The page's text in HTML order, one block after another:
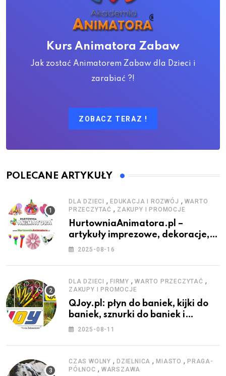
Kurs Animatora Zabaw
Jak zostać Animatorem Zabaw dla Dzieci i
zarabiać ?!
ZOBACZ TERAZ !
POLECANE ARTYKUŁY
DLA DZIECI , EDUKACJA I ROZWÓJ , WARTO
PRZECZYTAĆ , ZAKUPY I PROMOCJE
HurtowniaAnimatora.pl –
artykuły imprezowe, dekoracje,
stroje i akcesoria dla animatorów
2025-08-16
DLA DZIECI , FIRMY , WARTO PRZECZYTAĆ ,
ZAKUPY I PROMOCJE
QJoy.pl: płyn do baniek, kijki do
baniek, sznurki do baniek i
zestawy do baniek
2025-08-11
CZAS WOLNY , DZIELNICA ,MIASTO ,PRAGA-
PÓŁNOC , WARSZAWA